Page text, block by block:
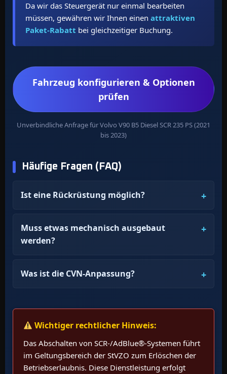
Da wir das Steuergerät nur einmal bearbeiten
müssen, gewähren wir Ihnen einen attraktiven
Paket-Rabatt bei gleichzeitiger Buchung.
Fahrzeug konfigurieren & Optionen
prüfen
Unverbindliche Anfrage für Volvo V90 B5 Diesel SCR 235 PS (2021
bis 2023)
Häufige Fragen (FAQ)
Ist eine Rückrüstung möglich?
Muss etwas mechanisch ausgebaut
werden?
Was ist die CVN-Anpassung?
Wichtiger rechtlicher Hinweis:
Das Abschalten von SCR-/AdBlue®-Systemen führt
im Geltungsbereich der StVZO zum Erlöschen der
Betriebserlaubnis. Diese Dienstleistung erfolgt